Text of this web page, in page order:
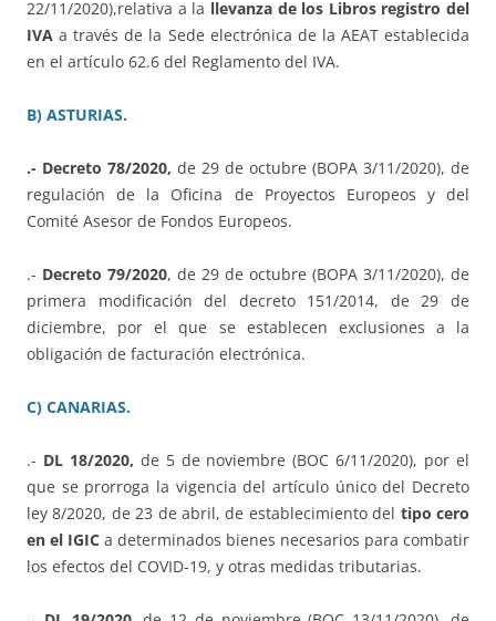
22/11/2020),relativa a la llevanza de los Libros registro del
IVA a través de la Sede electrónica de la AEAT establecida
en el artículo 62.6 del Reglamento del IVA.
B) ASTURIAS.
.- Decreto 78/2020, de 29 de octubre (BOPA 3/11/2020), de
regulación de la Oficina de Proyectos Europeos y del
Comité Asesor de Fondos Europeos.
.- Decreto 79/2020, de 29 de octubre (BOPA 3/11/2020), de
primera modificación del decreto 151/2014, de 29 de
diciembre, por el que se establecen exclusiones a la
obligación de facturación electrónica.
C) CANARIAS.
.- DL 18/2020, de 5 de noviembre (BOC 6/11/2020), por el
que se prorroga la vigencia del artículo único del Decreto
ley 8/2020, de 23 de abril, de establecimiento del tipo cero
en el IGIC a determinados bienes necesarios para combatir
los efectos del COVID-19, y otras medidas tributarias.